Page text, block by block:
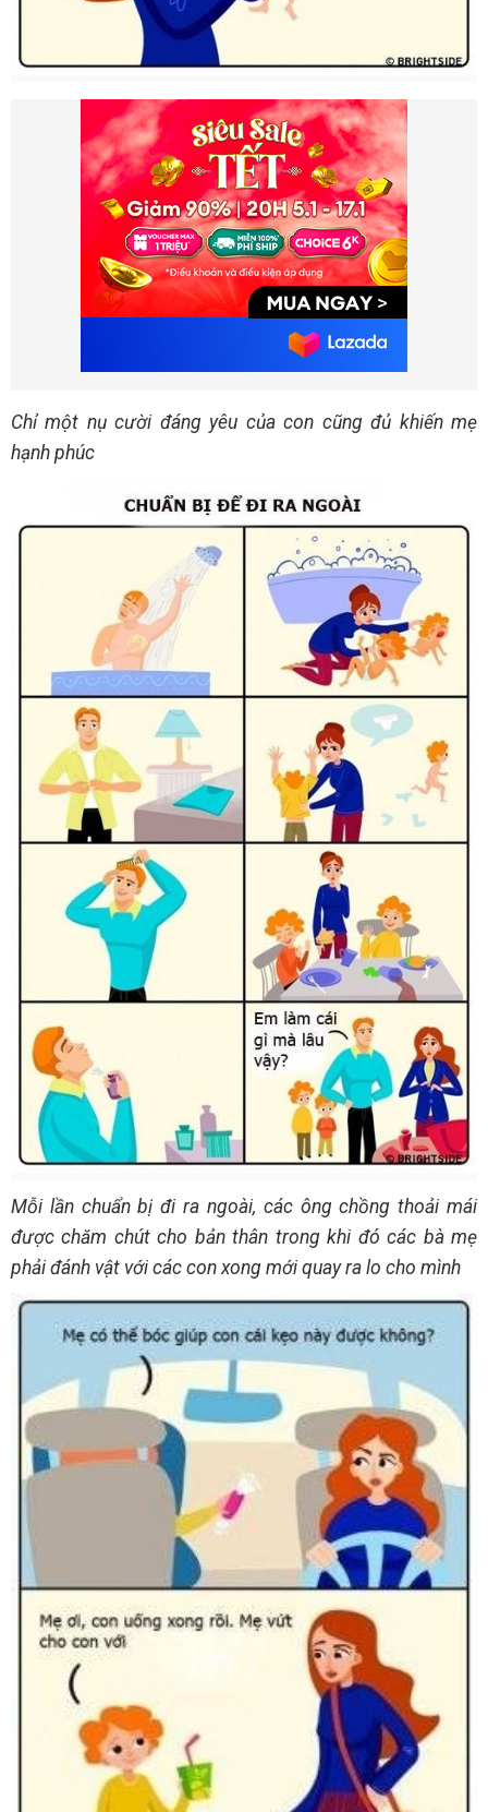
Chỉ một nụ cười đáng yêu của con cũng đủ khiến mẹ
hạnh phúc
Mỗi lần chuẩn bị đi ra ngoài, các ông chồng thoải mái
được chăm chút cho bản thân trong khi đó các bà mẹ
phải đánh vật với các con xong mới quay ra lo cho mình